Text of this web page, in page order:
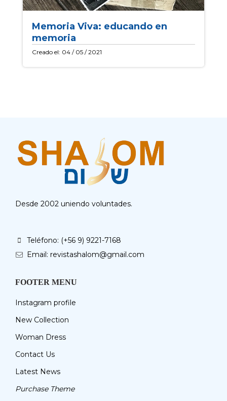
Memoria Viva: educando en
memoria
Creado el: 04 / 05 / 2021
Desde 2002 uniendo voluntades.
Teléfono: (+56 9) 9221-7168
Email: revistashalom@gmail.com
FOOTER MENU
Instagram profile
New Collection
Woman Dress
Contact Us
Latest News
Purchase Theme